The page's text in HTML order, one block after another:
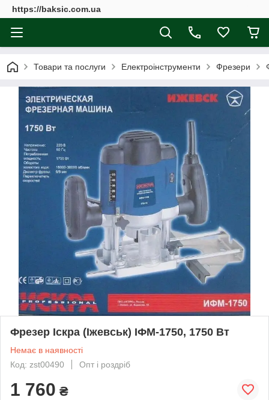
https://baksic.com.ua
Товари та послуги Електроінструменти Фрезери
Фрезер Іскра (Іжевськ) ІФМ-1750, 1750 Вт
Немає в наявності
Код: zst00490
Опт і роздріб
1 760 ₴